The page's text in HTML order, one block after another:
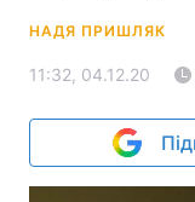
НАДЯ ПРИШЛЯК
11:32, 04.12.20